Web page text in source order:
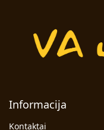
Informacija
Kontaktai